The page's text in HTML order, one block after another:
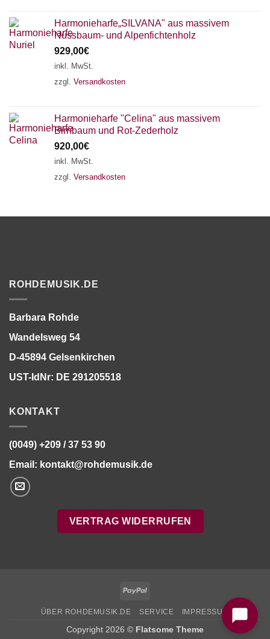
Harmonieharfe„SILVANA" aus massivem
Nussbaum- und Alpenfichtenholz
929,00€
inkl. MwSt.
zzgl. Versandkosten
Harmonieharfe "Celina" aus massivem
Birnbaum und Rot-Zederholz
920,00€
inkl. MwSt.
zzgl. Versandkosten
ROHDEMUSIK.DE
Barbara Rohde
Wandelsweg 54
D-45894 Gelsenkirchen
UST-IdNr: DE 291205518
KONTAKT
(0049) +209 / 37 53 90
Email: kontakt@rohdemusik.de
VERTRAG WIDERRUFEN
PayPal
ÜBER ROHDEMUSIK.DE SERVICE IMPRESSUM
Copyright 2026 © Flatsome Theme